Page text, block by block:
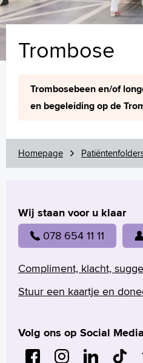
Polski
Türkçe
Arabisch
Trombose
Trombosebeen en/of
en begeleiding op de
Homepage
Wij staan voor u klaar
078 654 11 11
Compliment, klacht,
Stuur een kaartje en
Volg ons op Social Media